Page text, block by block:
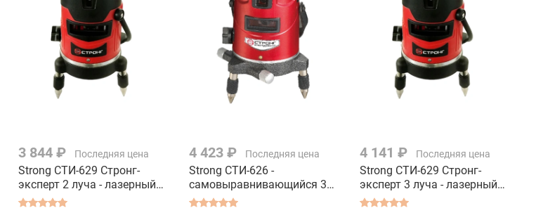
3 844 ₽ Последняя цена
Strong СТИ-629 Стронг-
эксперт 2 луча - лазерный
уровень строительный
4 423 ₽ Последняя цена
Strong СТИ-626 -
самовыравнивающийся 3
луча - лазерный уровень
4 141 ₽ Последняя цена
Strong СТИ-629 Стронг-
эксперт 3 луча - лазерный
уровень строительный